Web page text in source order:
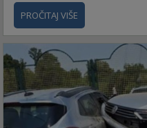
PROČITAJ VIŠE